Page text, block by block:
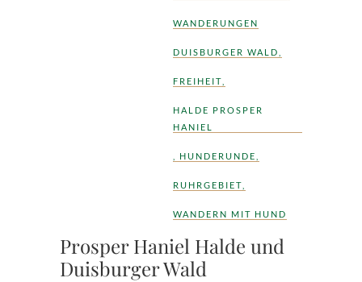
WANDERUNGEN
DUISBURGER WALD
FREIHEIT
HALDE PROSPER
HANIEL
HUNDERUNDE
RUHRGEBIET
WANDERN MIT HUND
Prosper Haniel Halde und
Duisburger Wald